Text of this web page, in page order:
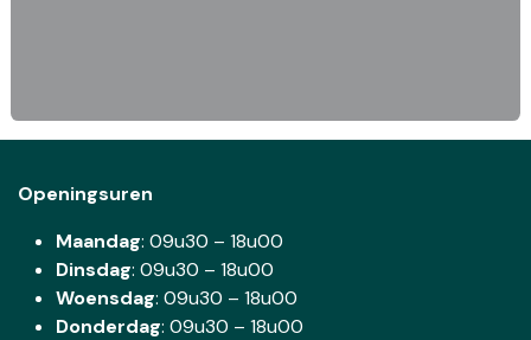
Openingsuren
Maandag: 09u30 – 18u00
Dinsdag: 09u30 – 18u00
Woensdag: 09u30 – 18u00
Donderdag: 09u30 – 18u00